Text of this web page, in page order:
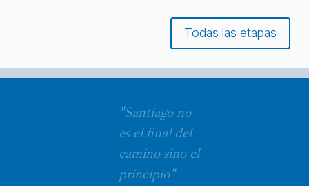
Todas las etapas
"Santiago no
es el final del
camino sino el
principio"